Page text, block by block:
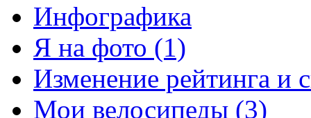
Инфографика
Я на фото (1)
Изменение рейтинга и
Мои велосипеды (3)